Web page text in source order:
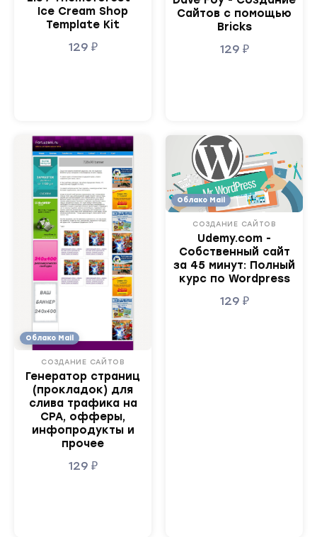
Ice Cream Shop
Template Kit
129 ₽
Сайтов с помощью
Bricks
129 ₽
Облако Mail
СОЗДАНИЕ САЙТОВ
Генератор страниц
(прокладок) для
слива трафика на
СРА, офферы,
инфопродукты и
прочее
129 ₽
Облако Mail
СОЗДАНИЕ САЙТОВ
Udemy.com -
Собственный сайт
за 45 минут: Полный
курс по Wordpress
129 ₽